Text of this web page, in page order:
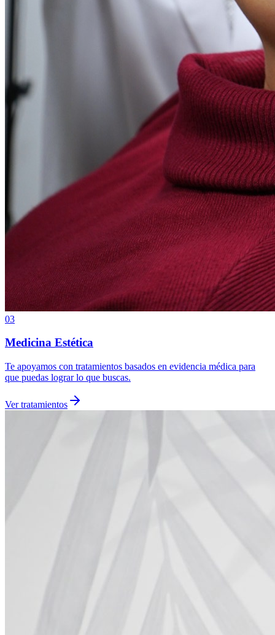
03
Medicina Estética
Te apoyamos con tratamientos basados en evidencia médica para
que puedas lograr lo que buscas.
Ver tratamientos